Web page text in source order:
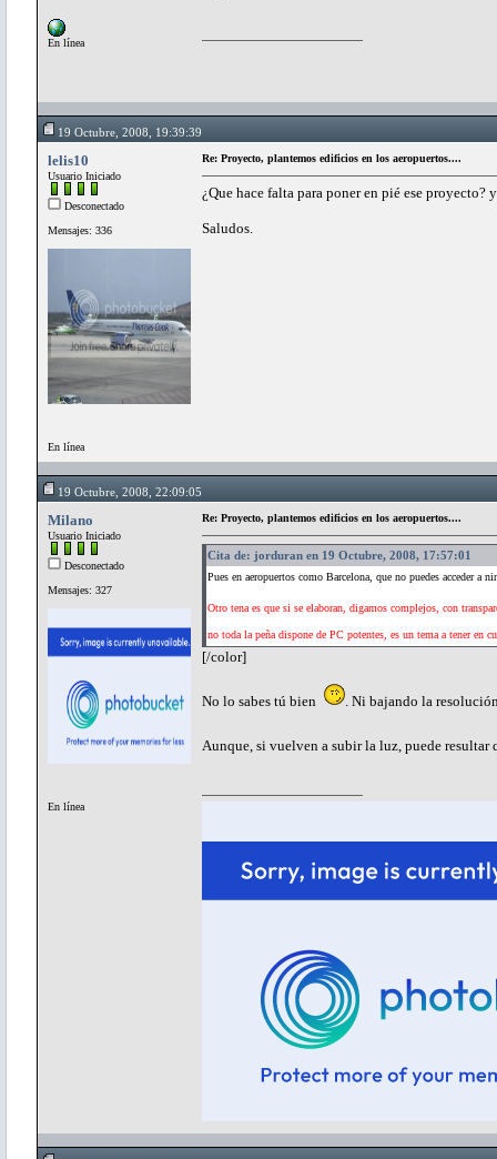
En línea
19 Octubre, 2008, 19:39:39
lelis10
Usuario Iniciado
Desconectado
Mensajes: 336
En línea
Re: Proyecto, plantemos edificios en los aeropuertos....
¿Que hace falta para poner en pié ese
Saludos.
19 Octubre, 2008, 22:09:05
Milano
Usuario Iniciado
Desconectado
Mensajes: 327
En línea
Re: Proyecto, plantemos edificios en los aeropuertos....
Cita de: jorduran en 19 Octubre, 2008, 17:57:01
Pues en aeropuertos como Barcelona, que no puedes acceder a
Otro tena es que si se elaboran, digamos complejos, con
no toda la peña dispone de PC potentes, es un tema a tener en
[/color]
No lo sabes tú bien . Ni bajando la
Aunque, si vuelven a subir la luz, puede resultar